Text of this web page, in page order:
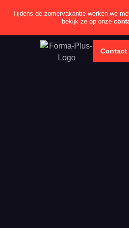
Tijdens de zomervakantie werken we
bekijk ze op onze
Contact